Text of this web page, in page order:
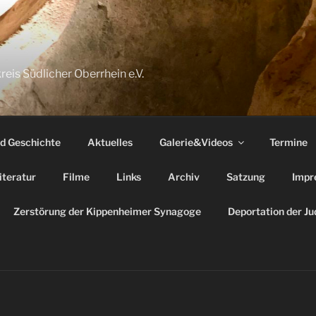
Südlicher Oberrhein e.V.
Geschichte Aktuelles Galerie&Videos Termine
Filme Links Archiv Satzung
Zerstörung der Kippenheimer Synagoge Deportation der